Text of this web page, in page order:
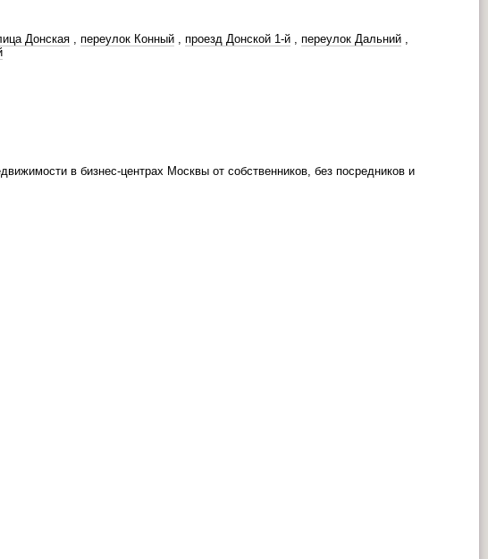
Донская , переулок Конный , проезд Донской 1-й , переулок Дальний ,
в бизнес-центрах Москвы от собственников, без посредников и